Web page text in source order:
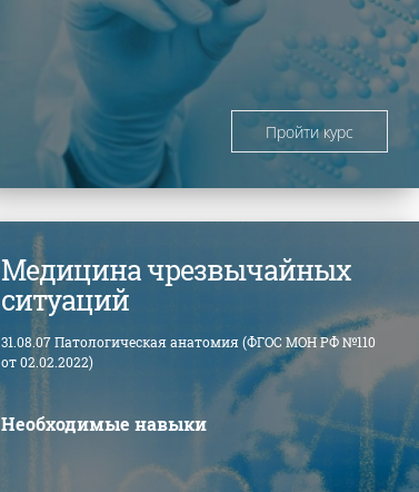
Пройти курс
Медицина чрезвычайных
ситуаций
31.08.07 Патологическая анатомия (ФГОС МОН РФ №110
от 02.02.2022)
Необходимые навыки